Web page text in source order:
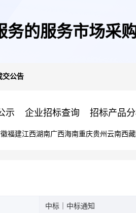
的服务市场采
交公告
示 企业招标查询 招标产品
福建江西湖南广西海南重庆贵州 云南西藏
中标｜中标通知